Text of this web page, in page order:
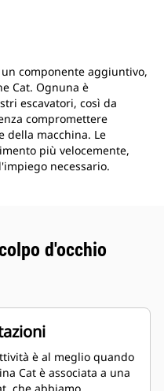
componente aggiuntivo,
Cat. Ognuna è
escavatori, così da
compromettere
della macchina. Le
più velocemente,
necessario.
d'occhio
è al meglio quando
Cat è associata a una